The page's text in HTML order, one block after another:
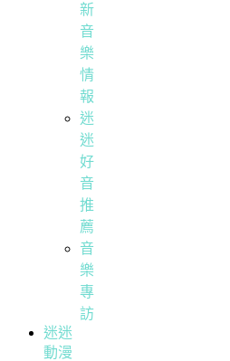
新
音
樂
情
報
迷
迷
好
音
推
薦
音
樂
專
訪
迷迷
動漫